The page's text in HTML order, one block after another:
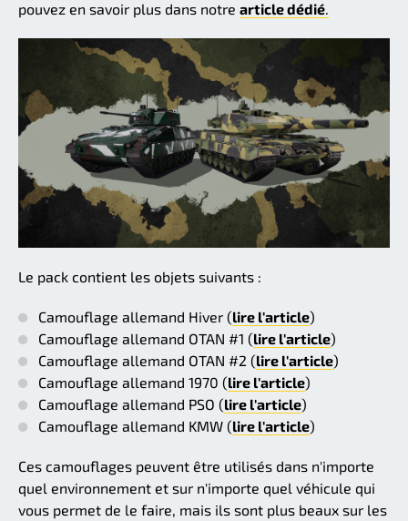
pouvez en savoir plus dans notre article dédié.
Le pack contient les objets suivants :
Camouflage allemand Hiver (lire l'article)
Camouflage allemand OTAN #1 (lire l'article)
Camouflage allemand OTAN #2 (lire l'article)
Camouflage allemand 1970 (lire l'article)
Camouflage allemand PSO (lire l'article)
Camouflage allemand KMW (lire l'article)
Ces camouflages peuvent être utilisés dans n'importe
quel environnement et sur n'importe quel véhicule qui
vous permet de le faire, mais ils sont plus beaux sur les